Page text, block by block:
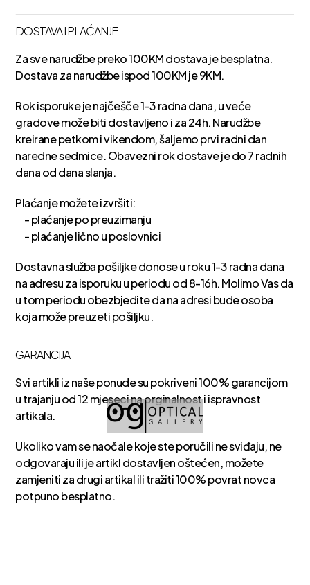
DOSTAVA I PLAĆANJE
Za sve narudžbe preko 100KM dostava je besplatna.
Dostava za narudžbe ispod 100KM je 9KM.
Rok isporuke je najčešče 1-3 radna dana, u veće
gradove može biti dostavljeno i za 24h. Narudžbe
kreirane petkom i vikendom, šaljemo prvi radni dan
naredne sedmice. Obavezni rok dostave je do 7 radnih
dana od dana slanja.
Plaćanje možete izvršiti:
- plaćanje po preuzimanju
- plaćanje lično u poslovnici
Dostavna služba pošiljke donose u roku 1-3 radna dana
na adresu za isporuku u periodu od 8-16h. Molimo Vas da
u tom periodu obezbjedite da na adresi bude osoba
koja može preuzeti pošiljku.
GARANCIJA
Svi artikli iz naše ponude su pokriveni 100% garancijom
u trajanju od 12 mjeseci na orginalnost i ispravnost
artikala.
Ukoliko vam se naočale koje ste poručili ne sviđaju, ne
odgovaraju ili je artikl dostavljen oštećen, možete
zamjeniti za drugi artikal ili tražiti 100% povrat novca
potpuno besplatno.